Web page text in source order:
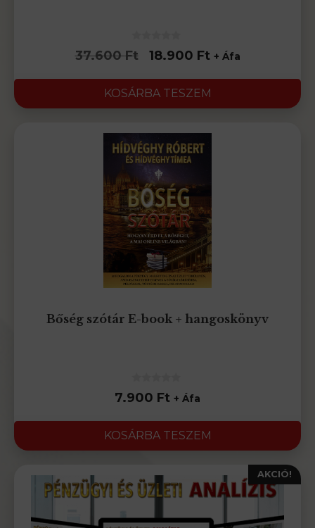
0
az
ből
37.600Ft
Original
was:
37.600 Ft.
18.900 FtCurrent
is:
18.900 Ft.
+ Áfa
KOSÁRBA TESZEM
Bőség szótár E-book + hangoskönyv
0
az
7.900 Ft + Áfa
KOSÁRBA TESZEM
AKCIÓ!